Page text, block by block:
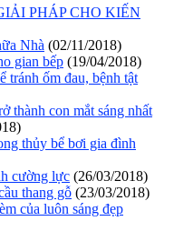
PHÁP CHO KIẾN
Nhà (02/11/2018)
gian bếp (19/04/2018)
tránh ốm đau, bệnh tật
thành con mắt sáng nhất
thủy bể bơi gia đình
cường lực (26/03/2018)
thang gỗ (23/03/2018)
của luôn sáng đẹp